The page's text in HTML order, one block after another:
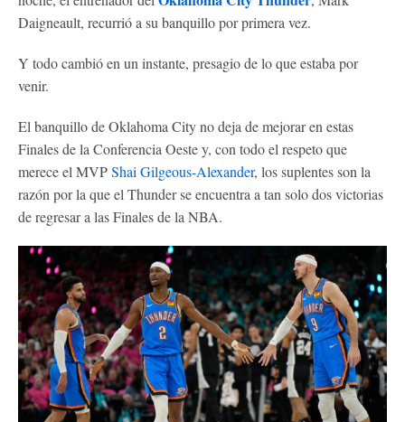
Daigneault, recurrió a su banquillo por primera vez.
Y todo cambió en un instante, presagio de lo que estaba por
venir.
El banquillo de Oklahoma City no deja de mejorar en estas
Finales de la Conferencia Oeste y, con todo el respeto que
merece el MVPShai Gilgeous-Alexander, los suplentes son la
razón por la que el Thunder se encuentra a tan solo dos victorias
de regresar a las Finales de la NBA.